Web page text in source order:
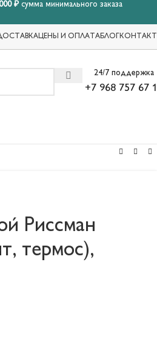
₽сумма минимального заказа
ЦЕНЫ И ОПЛАТАБЛОГ
24/7 поддержка
+7 968 757 67
Риссман
термос),